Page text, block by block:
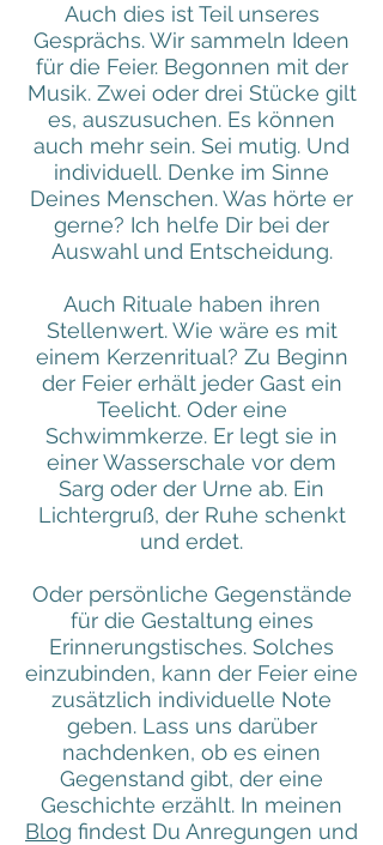
Auch dies ist Teil unseres
Gesprächs. Wir sammeln Ideen
für die Feier. Begonnen mit der
Musik. Zwei oder drei Stücke gilt
es, auszusuchen. Es können
auch mehr sein. Sei mutig. Und
individuell. Denke im Sinne
Deines Menschen. Was hörte er
gerne? Ich helfe Dir bei der
Auswahl und Entscheidung.
Auch Rituale haben ihren
Stellenwert. Wie wäre es mit
einem Kerzenritual? Zu Beginn
der Feier erhält jeder Gast ein
Teelicht. Oder eine
Schwimmkerze. Er legt sie in
einer Wasserschale vor dem
Sarg oder der Urne ab. Ein
Lichtergruß, der Ruhe schenkt
und erdet.
Oder persönliche Gegenstände
für die Gestaltung eines
Erinnerungstisches. Solches
einzubinden, kann der Feier eine
zusätzlich individuelle Note
geben. Lass uns darüber
nachdenken, ob es einen
Gegenstand gibt, der eine
Geschichte erzählt. In meinen
Blog findest Du Anregungen und